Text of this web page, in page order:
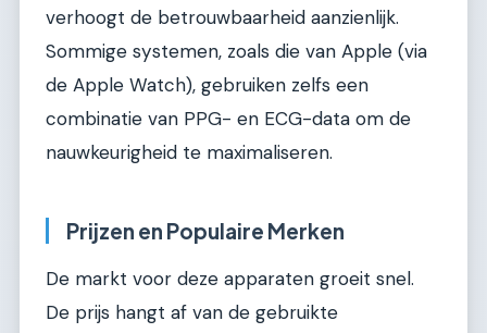
verhoogt de betrouwbaarheid aanzienlijk.
Sommige systemen, zoals die van Apple (via
de Apple Watch), gebruiken zelfs een
combinatie van PPG- en ECG-data om de
nauwkeurigheid te maximaliseren.
Prijzen en Populaire Merken
De markt voor deze apparaten groeit snel.
De prijs hangt af van de gebruikte